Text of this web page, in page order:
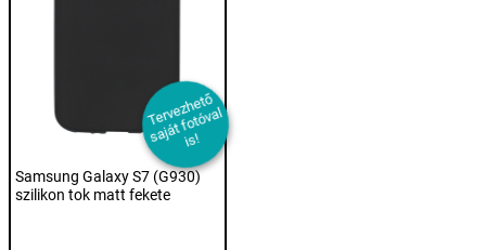
T
er
v
e
z
h
et
ő
s
aj
át f
ot
ó
v
al
i
s!
Samsung Galaxy S7 (G930)
szilikon tok matt fekete